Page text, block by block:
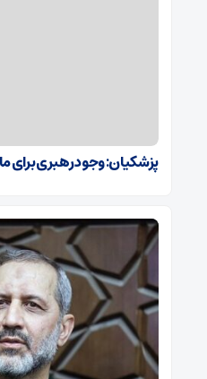
پزشکیان: وجود رهبری برای